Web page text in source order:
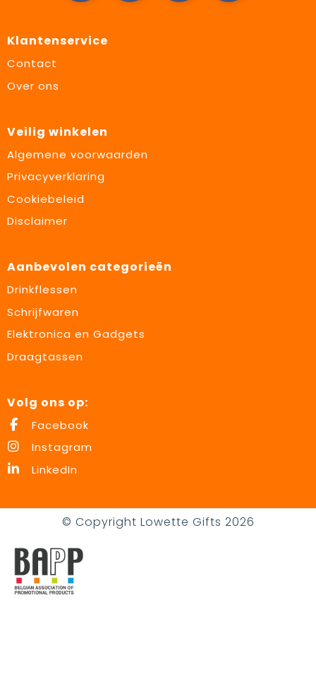
Klantenservice
Contact
Over ons
Veilig winkelen
Algemene voorwaarden
Privacyverklaring
Cookiebeleid
Disclaimer
Aanbevolen categorieën
Drinkflessen
Schrijfwaren
Elektronica en Gadgets
Draagtassen
Volg ons op:
Facebook
Instagram
LinkedIn
© Copyright Lowette Gifts 2026